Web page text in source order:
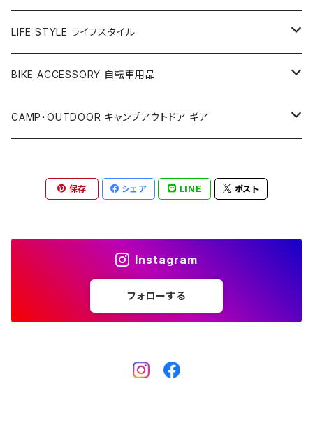
アパレル
ベルト
Tシャツ
アクセサリー
キーホルダー
フレームパッド
PET COLLECTION ペット用品
アウターケーブル
ハンドルバー
ハンドル＆ステムセット
LIFE STYLE ライフスタイル
雑貨
カップ＆グラス
アパレル
サンダル
サコッシュ
スマートフォンケース
BIKE ACCESSORY 自転車用品
アクセサリー
サドルバッグ
フロントバッグ
CAMP・OUTDOOR キャンプアウトドア ギア
ソーラーパネル
LED ランタン
保存 シェア LINE ポスト
Instagram
フォローする